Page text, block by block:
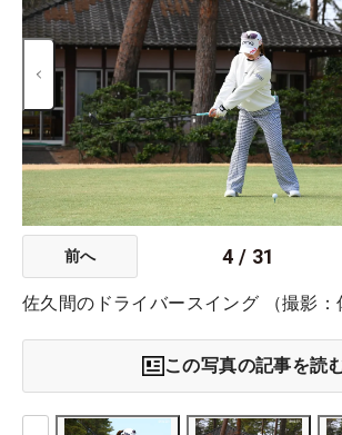
前へ 4 / 31
佐久間のドライバースイング （撮影：
この写真の記事を読